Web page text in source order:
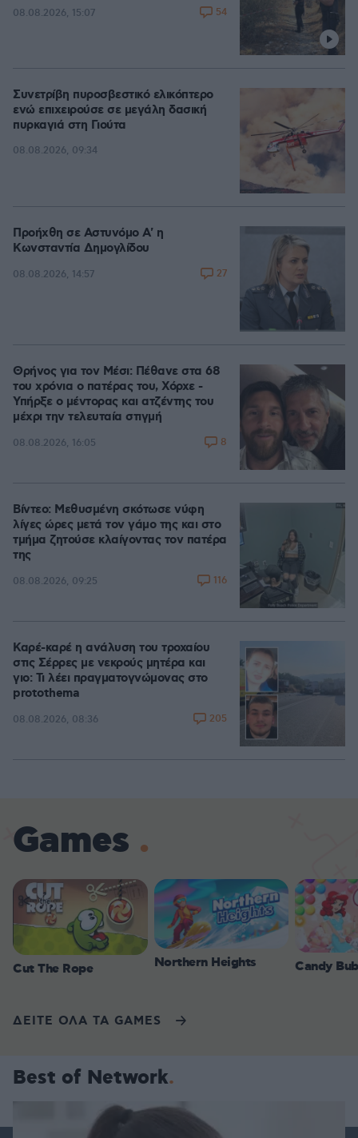
08.08.2026, 15:07 54
Συνετρίβη πυροσβεστικό ελικόπτερο
ενώ επιχειρούσε σε μεγάλη δασική
πυρκαγιά στη Γιούτα
08.08.2026, 09:34
Προήχθη σε Αστυνόμο Α' η
Κωνσταντία Δημογλίδου
08.08.2026, 14:57 27
Θρήνος για τον Μέσι: Πέθανε στα 68
του χρόνια ο πατέρας του, Χόρχε -
Υπήρξε ο μέντορας και ατζέντης του
μέχρι την τελευταία στιγμή
08.08.2026, 16:05 8
Βίντεο: Μεθυσμένη σκότωσε νύφη
λίγες ώρες μετά τον γάμο της και στο
τμήμα ζητούσε κλαίγοντας τον πατέρα
της
08.08.2026, 09:25 116
Καρέ-καρέ η ανάλυση του τροχαίου
στις Σέρρες με νεκρούς μητέρα και
γιο: Τι λέει πραγματογνώμονας στο
protothema
08.08.2026, 08:36 205
Games
Cut The Rope Northern Heights Candy
ΔΕΙΤΕ ΟΛΑ ΤΑ GAMES
Best of Network